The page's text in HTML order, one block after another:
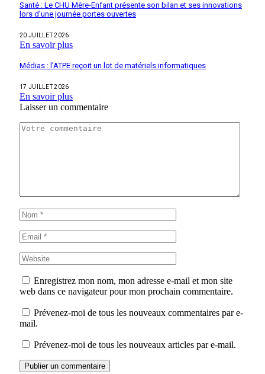
Santé : Le CHU Mère-Enfant présente son bilan et ses innovations
lors d’une journée portes ouvertes
20 JUILLET 2026
En savoir plus
Médias : l’ATPE reçoit un lot de matériels informatiques
17 JUILLET 2026
En savoir plus
Laisser un commentaire
Enregistrez mon nom, mon adresse e-mail et mon site
web dans ce navigateur pour mon prochain commentaire.
Prévenez-moi de tous les nouveaux commentaires par e-
mail.
Prévenez-moi de tous les nouveaux articles par e-mail.